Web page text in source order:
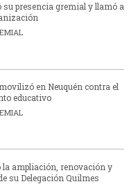
su presencia gremial y llamó a
en Neuquén contra el
educativo
la ampliación, renovación y
su Delegación Quilmes